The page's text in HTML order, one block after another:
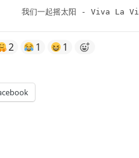
我们一起摇太阳 - Viva La
2 1 1